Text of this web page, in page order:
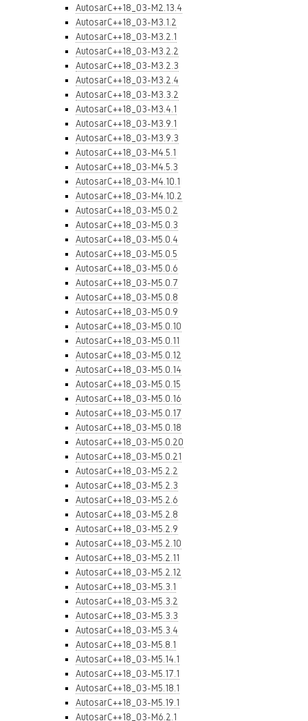
AutosarC++18_03-M2.13.4
AutosarC++18_03-M3.1.2
AutosarC++18_03-M3.2.1
AutosarC++18_03-M3.2.2
AutosarC++18_03-M3.2.3
AutosarC++18_03-M3.2.4
AutosarC++18_03-M3.3.2
AutosarC++18_03-M3.4.1
AutosarC++18_03-M3.9.1
AutosarC++18_03-M3.9.3
AutosarC++18_03-M4.5.1
AutosarC++18_03-M4.5.3
AutosarC++18_03-M4.10.1
AutosarC++18_03-M4.10.2
AutosarC++18_03-M5.0.2
AutosarC++18_03-M5.0.3
AutosarC++18_03-M5.0.4
AutosarC++18_03-M5.0.5
AutosarC++18_03-M5.0.6
AutosarC++18_03-M5.0.7
AutosarC++18_03-M5.0.8
AutosarC++18_03-M5.0.9
AutosarC++18_03-M5.0.10
AutosarC++18_03-M5.0.11
AutosarC++18_03-M5.0.12
AutosarC++18_03-M5.0.14
AutosarC++18_03-M5.0.15
AutosarC++18_03-M5.0.16
AutosarC++18_03-M5.0.17
AutosarC++18_03-M5.0.18
AutosarC++18_03-M5.0.20
AutosarC++18_03-M5.0.21
AutosarC++18_03-M5.2.2
AutosarC++18_03-M5.2.3
AutosarC++18_03-M5.2.6
AutosarC++18_03-M5.2.8
AutosarC++18_03-M5.2.9
AutosarC++18_03-M5.2.10
AutosarC++18_03-M5.2.11
AutosarC++18_03-M5.2.12
AutosarC++18_03-M5.3.1
AutosarC++18_03-M5.3.2
AutosarC++18_03-M5.3.3
AutosarC++18_03-M5.3.4
AutosarC++18_03-M5.8.1
AutosarC++18_03-M5.14.1
AutosarC++18_03-M5.17.1
AutosarC++18_03-M5.18.1
AutosarC++18_03-M5.19.1
AutosarC++18_03-M6.2.1